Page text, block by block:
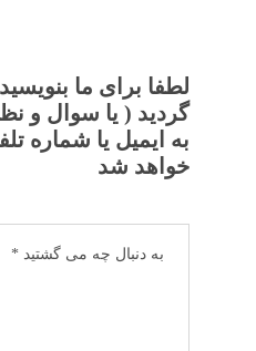
لطفا برای ما
گردید ( یا سوال و
به ایمیل یا شماره
خواهد شد